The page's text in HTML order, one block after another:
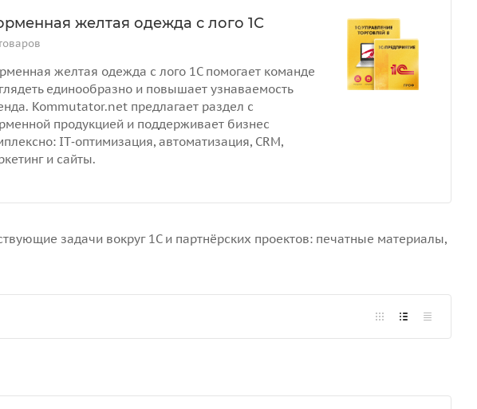
желтая одежда с лого 1С
желтая одежда с лого 1С помогает команде
единообразно и повышает узнаваемость
Kommutator.net предлагает раздел с
продукцией и поддерживает бизнес
IT‑оптимизация, автоматизация, CRM,
и сайты.
задачи вокруг 1С и партнёрских проектов: печатные материалы,